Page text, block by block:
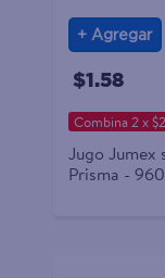
Agregar
$1.58
Combina 2 x
Jugo Jumex
Prisma -